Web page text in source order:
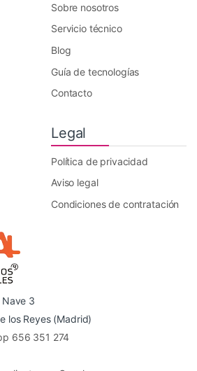
Sobre nosotros
Servicio técnico
Blog
Guía de tecnologías
Contacto
Legal
Política de privacidad
Aviso legal
Condiciones de contratación
Nave 3
los Reyes (Madrid)
656 351 274